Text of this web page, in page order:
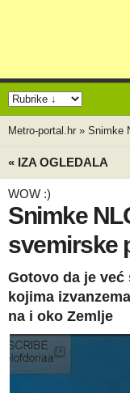
Metro-portal.hr » Snimke
« IZA OGLEDALA
WOW :)
Snimke
svemirske
Gotovo da je
kojima
na i oko Zemlje